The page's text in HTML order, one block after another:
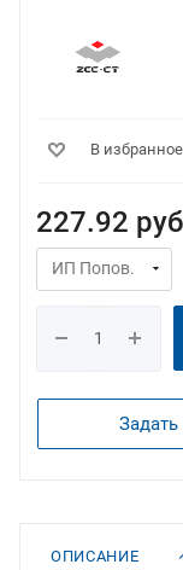
В избранное
227.92 руб
ОПИСАНИЕ